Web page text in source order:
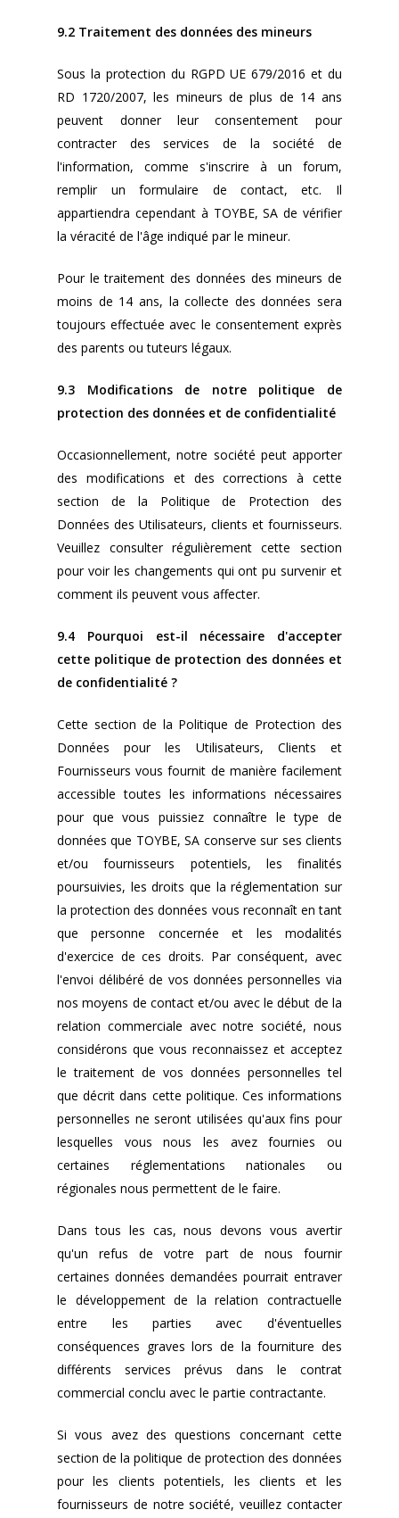
9.2 Traitement des données des mineurs
Sous la protection du RGPD UE 679/2016 et du
RD 1720/2007, les mineurs de plus de 14 ans
peuvent donner leur consentement pour
contracter des services de la société de
l'information, comme s'inscrire à un forum,
remplir un formulaire de contact, etc. Il
appartiendra cependant à TOYBE, SA de vérifier
la véracité de l'âge indiqué par le mineur.
Pour le traitement des données des mineurs de
moins de 14 ans, la collecte des données sera
toujours effectuée avec le consentement exprès
des parents ou tuteurs légaux.
9.3 Modifications de notre politique de
protection des données et de confidentialité
Occasionnellement, notre société peut apporter
des modifications et des corrections à cette
section de la Politique de Protection des
Données des Utilisateurs, clients et fournisseurs.
Veuillez consulter régulièrement cette section
pour voir les changements qui ont pu survenir et
comment ils peuvent vous affecter.
9.4 Pourquoi est-il nécessaire d'accepter
cette politique de protection des données et
de confidentialité ?
Cette section de la Politique de Protection des
Données pour les Utilisateurs, Clients et
Fournisseurs vous fournit de manière facilement
accessible toutes les informations nécessaires
pour que vous puissiez connaître le type de
données que TOYBE, SA conserve sur ses clients
et/ou fournisseurs potentiels, les finalités
poursuivies, les droits que la réglementation sur
la protection des données vous reconnaît en tant
que personne concernée et les modalités
d'exercice de ces droits. Par conséquent, avec
l'envoi délibéré de vos données personnelles via
nos moyens de contact et/ou avec le début de la
relation commerciale avec notre société, nous
considérons que vous reconnaissez et acceptez
le traitement de vos données personnelles tel
que décrit dans cette politique. Ces informations
personnelles ne seront utilisées qu'aux fins pour
lesquelles vous nous les avez fournies ou
certaines réglementations nationales ou
régionales nous permettent de le faire.
Dans tous les cas, nous devons vous avertir
qu'un refus de votre part de nous fournir
certaines données demandées pourrait entraver
le développement de la relation contractuelle
entre les parties avec d'éventuelles
conséquences graves lors de la fourniture des
différents services prévus dans le contrat
commercial conclu avec le partie contractante.
Si vous avez des questions concernant cette
section de la politique de protection des données
pour les clients potentiels, les clients et les
fournisseurs de notre société, veuillez contacter